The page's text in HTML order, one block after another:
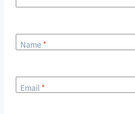
Name *
Email *